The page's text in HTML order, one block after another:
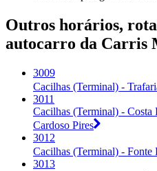
Outros horários,
autocarro da Carris
3009
Cacilhas (Terminal) -
3011
Cacilhas (Terminal) - Costa
Cardoso Pires
3012
Cacilhas (Terminal) - Fonte
3013